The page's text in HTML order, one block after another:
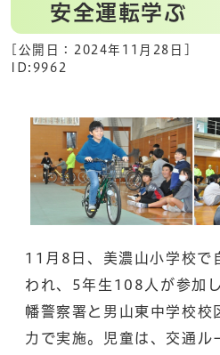
安全運転学ぶ
[公開日： 2024年11月28日
ID:9962
11月8日、美濃山小学校で
われ、5年生108人が参加
幡警察署と男山東中学校校
力で実施。児童は、交通ル